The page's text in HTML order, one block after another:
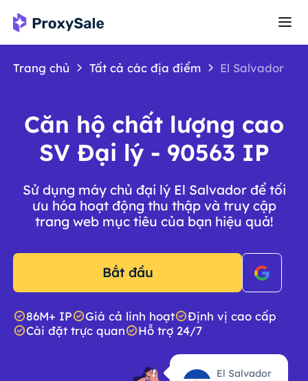
Trang chủ Tất cả các địa điểm El Salvador
Căn hộ chất lượng cao
SV Đại lý - 90563 IP
Sử dụng máy chủ đại lý El Salvador để tối
ưu hóa hoạt động thu thập và truy cập
trang web mục tiêu của bạn hiệu quả!
Bắt đầu
86M+ IP Giá cả linh hoạt
Định vị cao cấp
Cài đặt trực quan
Hỗ trợ 24/7
El Salvador